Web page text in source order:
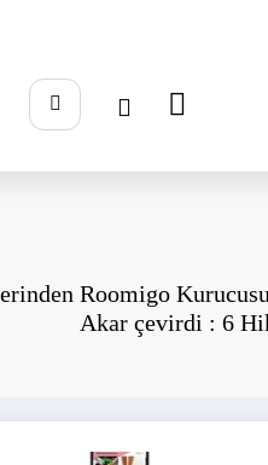
Roomigo
Akar çevirdi : 6